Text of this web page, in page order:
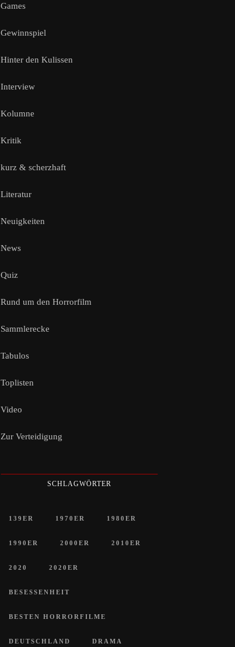
Games
Gewinnspiel
Hinter den Kulissen
Interview
Kolumne
Kritik
kurz & scherzhaft
Literatur
Neuigkeiten
News
Quiz
Rund um den Horrorfilm
Sammlerecke
Tabulos
Toplisten
Video
Zur Verteidigung
SCHLAGWÖRTER
139ER 1970ER 1980ER
1990ER 2000ER 2010ER
2020 2020ER
BESESSENHEIT
BESTEN HORRORFILME
DEUTSCHLAND DRAMA